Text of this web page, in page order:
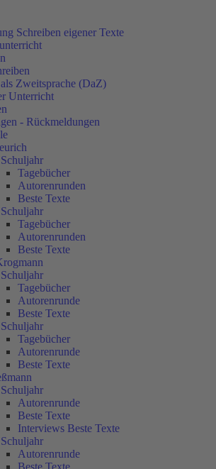
Schreiben eigener Texte
Zweitsprache (DaZ)
Unterricht
- Rückmeldungen
Tagebücher
Autorenrunden
Beste Texte
Tagebücher
Autorenrunden
Beste Texte
Tagebücher
Autorenrunde
Beste Texte
Tagebücher
Autorenrunde
Beste Texte
Autorenrunde
Beste Texte
Interviews Beste Texte
Autorenrunde
Beste Texte